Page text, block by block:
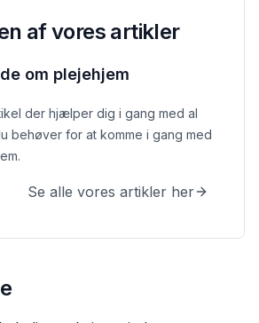
af vores artikler
om plejehjem
der hjælper dig i gang med al
behøver for at komme i gang med
Se alle vores artikler her